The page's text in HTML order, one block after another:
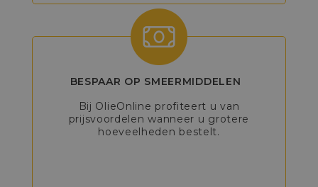
BESPAAR OP SMEERMIDDELEN
Bij OlieOnline profiteert u van
prijsvoordelen wanneer u grotere
hoeveelheden bestelt.